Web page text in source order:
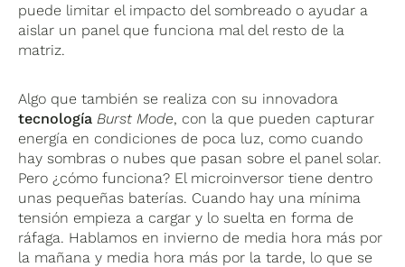
puede limitar el impacto del sombreado o ayudar a
aislar un panel que funciona mal del resto de la
matriz.
Algo que también se realiza con su innovadora
tecnología Burst Mode, con la que pueden capturar
energía en condiciones de poca luz, como cuando
hay sombras o nubes que pasan sobre el panel solar.
Pero ¿cómo funciona? El microinversor tiene dentro
unas pequeñas baterías. Cuando hay una mínima
tensión empieza a cargar y lo suelta en forma de
ráfaga. Hablamos en invierno de media hora más por
la mañana y media hora más por la tarde, lo que se